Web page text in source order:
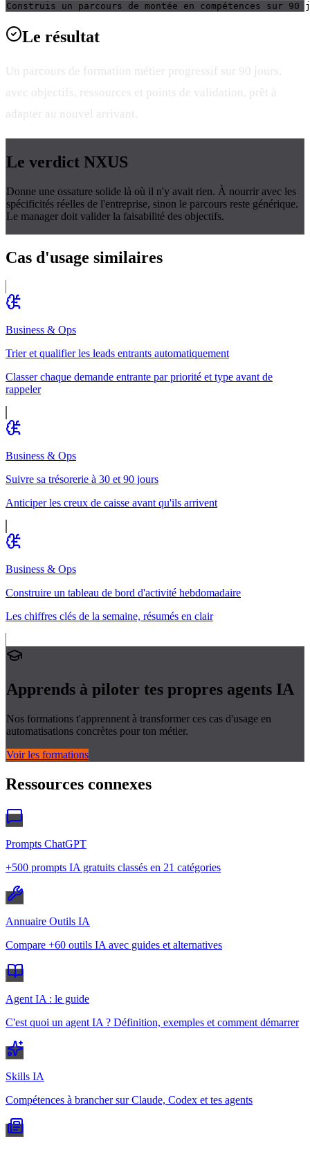
Construis un parcours de montée en compétences
Le résultat
Un parcours de formation métier progressif sur 90 jours,
avec objectifs, ressources et points de validation, prêt à
adapter au nouvel arrivant.
Le verdict NXUS
Donne une ossature solide là où il n'y avait rien. À nourrir avec les
spécificités réelles de l'entreprise, sinon le parcours reste générique.
Le manager doit valider la faisabilité des objectifs.
Cas d'usage similaires
Business & Ops
Trier et qualifier les leads entrants automatiquement
Classer chaque demande entrante par priorité et type avant de
rappeler
Business & Ops
Suivre sa trésorerie à 30 et 90 jours
Anticiper les creux de caisse avant qu'ils arrivent
Business & Ops
Construire un tableau de bord d'activité hebdomadaire
Les chiffres clés de la semaine, résumés en clair
Apprends à piloter tes propres agents IA
Nos formations t'apprennent à transformer ces cas d'usage en
automatisations concrètes pour ton métier.
Voir les formations
Ressources connexes
Prompts ChatGPT
+500 prompts IA gratuits classés en 21 catégories
Annuaire Outils IA
Compare +60 outils IA avec guides et alternatives
Agent IA : le guide
C'est quoi un agent IA ? Définition, exemples et comment démarrer
Skills IA
Compétences à brancher sur Claude, Codex et tes agents